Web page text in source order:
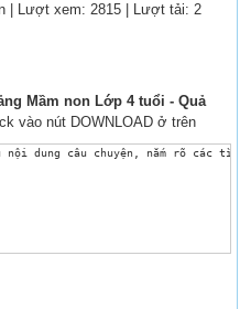
| Lượt xem: 2815 | Lượt tải: 2
Mầm non Lớp 4 tuổi - Quả
vào nút DOWNLOAD ở trên
nội dung câu chuyện, nắm rõ